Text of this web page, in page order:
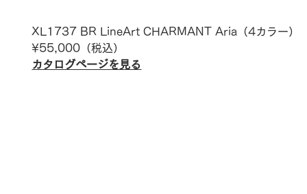
XL1737 BR LineArt CHARMANT Aria （4カラー）
¥55,000 （税込）
カタログページを見る